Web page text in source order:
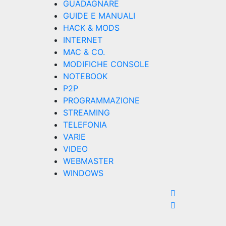
GUADAGNARE
GUIDE E MANUALI
HACK & MODS
INTERNET
MAC & CO.
MODIFICHE CONSOLE
NOTEBOOK
P2P
PROGRAMMAZIONE
STREAMING
TELEFONIA
VARIE
VIDEO
WEBMASTER
WINDOWS